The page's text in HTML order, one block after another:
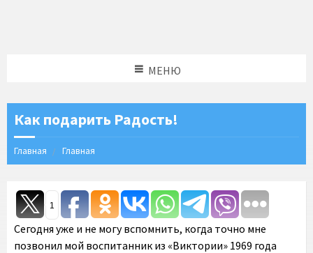
МЕНЮ
Как подарить Радость!
Главная Главная
1
Сегодня уже и не могу вспомнить, когда точно мне
позвонил мой воспитанник из «Виктории» 1969 года